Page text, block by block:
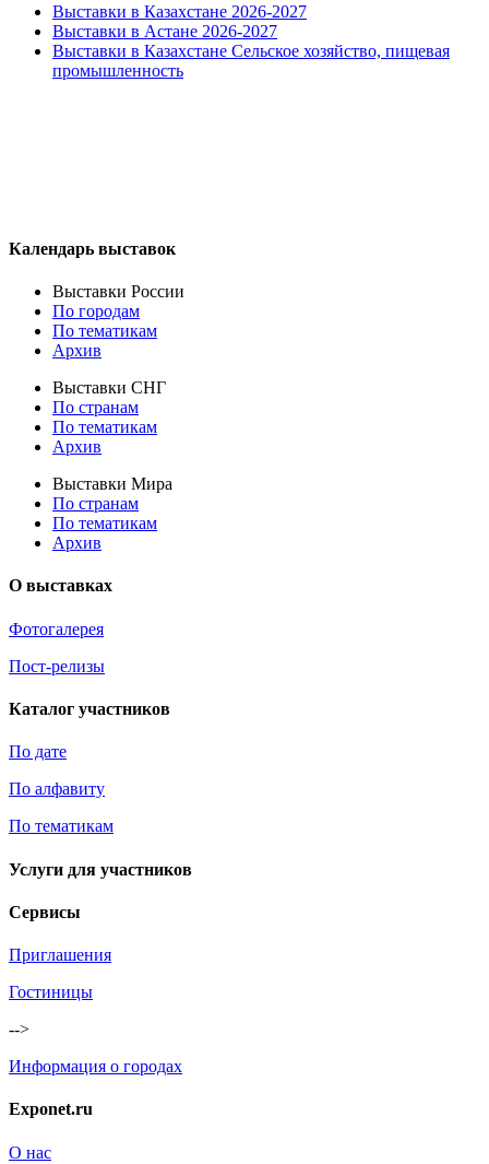
Выставки в Казахстане 2026-2027
Выставки в Астане 2026-2027
Выставки в Казахстане Сельское хозяйство, пищевая
промышленность
Календарь выставок
Выставки России
По городам
По тематикам
Архив
Выставки СНГ
По странам
По тематикам
Архив
Выставки Мира
По странам
По тематикам
Архив
О выставках
Фотогалерея
Пост-релизы
Каталог участников
По дате
По алфавиту
По тематикам
Услуги для участников
Сервисы
Приглашения
Гостиницы
-->
Информация о городах
Exponet.ru
О нас